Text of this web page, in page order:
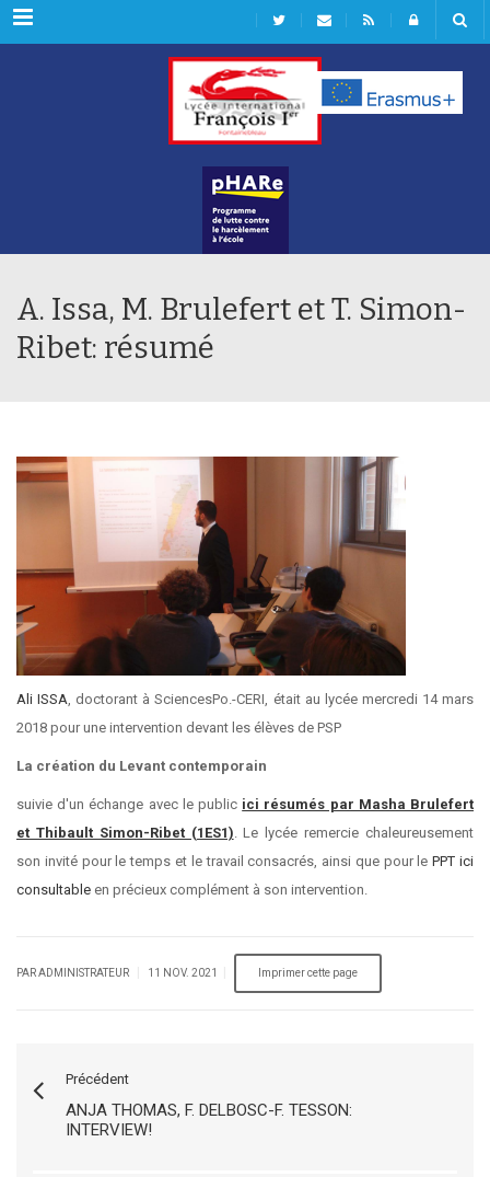
Rubriques
A. Issa, M. Brulefert et T. Simon-
Ribet: résumé
Ali ISSA, doctorant à SciencesPo.-CERI, était au lycée mercredi 14 mars
2018 pour une intervention devant les élèves de PSP
La création du Levant contemporain
suivie d'un échange avec le public ici résumés par Masha Brulefert
et Thibault Simon-Ribet (1ES1). Le lycée remercie chaleureusement
son invité pour le temps et le travail consacrés, ainsi que pour lePPT ici
consultable en précieux complément à son intervention.
PAR ADMINISTRATEUR 11 NOV. 2021
Précédent
ANJA THOMAS, F. DELBOSC-F. TESSON:
INTERVIEW!